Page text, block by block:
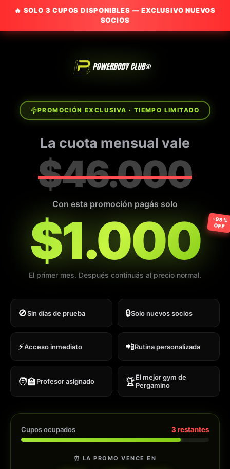
🔥 SOLO 3 CUPOS DISPONIBLES — EXCLUSIVO NUEVOS
SOCIOS
PROMOCIÓN EXCLUSIVA · TIEMPO LIMITADO
La cuota mensual vale
$46.000
Con esta promoción pagás solo
$1.000 -98%
OFF
El primer mes. Después continuás al precio normal.
🚫Sin días de prueba 🔒Solo nuevos socios
⚡Acceso inmediato 📲Rutina personalizada
🧑‍🏫Profesor asignado 🏆El mejor gym de
Pergamino
Cupos ocupados 3 restantes
⏰ LA PROMO VENCE EN